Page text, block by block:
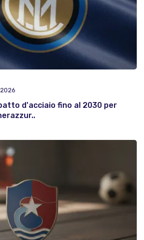
d'acciaio fino al 2030 per